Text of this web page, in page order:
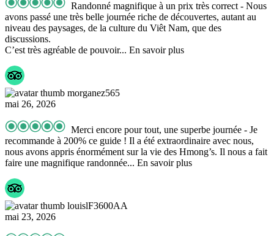
Randonné magnifique à un prix très correct - Nous
avons passé une très belle journée riche de découvertes, autant au
niveau des paysages, de la culture du Viêt Nam, que des
discussions.
C’est très agréable de pouvoir... En savoir plus
morganez565
mai 26, 2026
Merci encore pour tout, une superbe journée - Je
recommande à 200% ce guide ! Il a été extraordinaire avec nous,
nous avons appris énormément sur la vie des Hmong’s. Il nous a fait
faire une magnifique randonnée... En savoir plus
louislF3600AA
mai 23, 2026